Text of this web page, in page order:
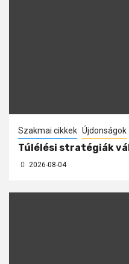
Szakmai cikkek Újdonságok
Túlélési stratégiák
2026-08-04